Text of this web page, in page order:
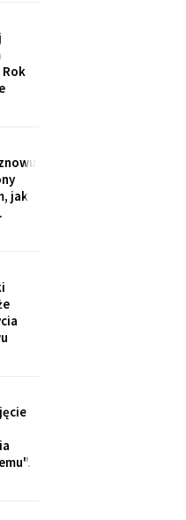
zjak
że
po
i